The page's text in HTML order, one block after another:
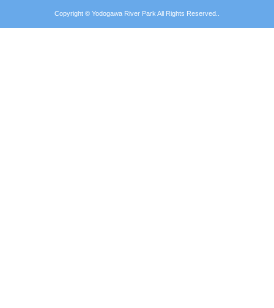
Copyright © Yodogawa River Park All Rights Reserved..